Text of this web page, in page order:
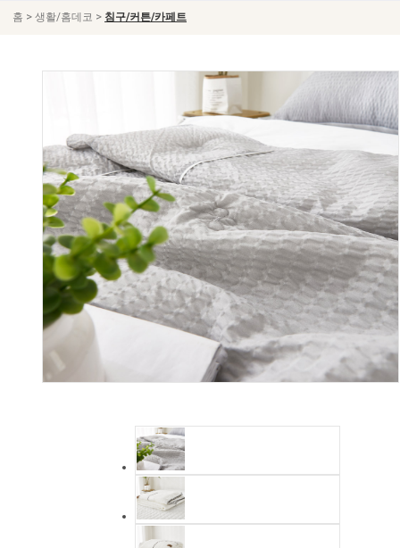
홈 > 생활/홈데코 > 침구/커튼/카페트